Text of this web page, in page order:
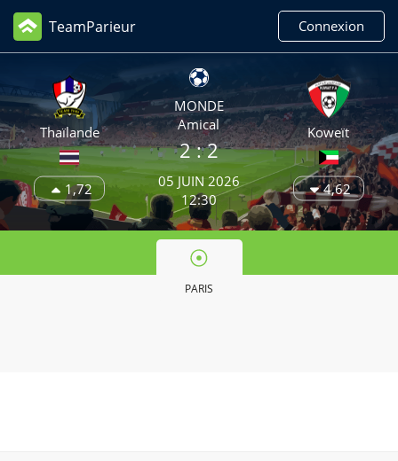
TeamParieur Connexion
Thaïlande
1,72
MONDE
Amical
2 : 2
05 JUIN 2026
12:30
Koweït
4,62
PARIS